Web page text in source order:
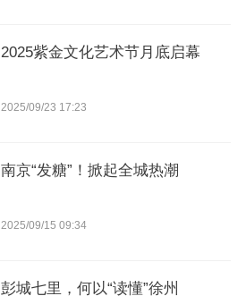
2025紫金文化艺术节月底启幕
2025/09/23 17:23
南京“发糖”！掀起全城热潮
2025/09/15 09:34
彭城七里，何以“读懂”徐州